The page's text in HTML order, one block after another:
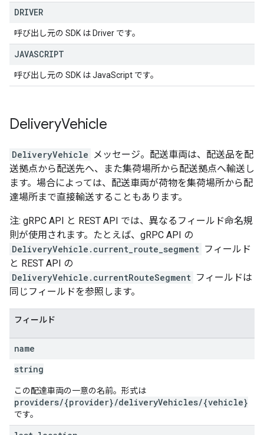
DRIVER
呼び出し元の SDK は Driver です。
JAVASCRIPT
呼び出し元の SDK は JavaScript です。
DeliveryVehicle
DeliveryVehicle メッセージ。配送車両は、配送品を配
送拠点から配送先へ、また集荷場所から配送拠点へ輸送し
ます。場合によっては、配送車両が荷物を集荷場所から配
達場所まで直接輸送することもあります。
注: gRPC API と REST API では、異なるフィールド命名規
則が使用されます。たとえば、gRPC API の
DeliveryVehicle.current_route_segment フィールド
と REST API の
DeliveryVehicle.currentRouteSegment フィールドは
同じフィールドを参照します。
フィールド
name
string
この配達車両の一意の名前。形式は
providers/{provider}/deliveryVehicles/{vehicle}
です。